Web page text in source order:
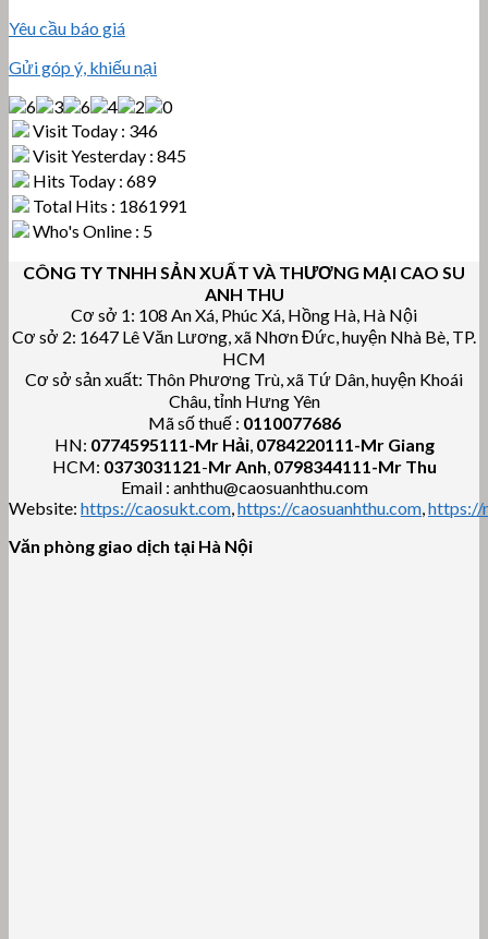
Yêu cầu báo giá
Gửi góp ý, khiếu nại
Visit Today : 346
Visit Yesterday : 845
Hits Today : 689
Total Hits : 1861991
Who's Online : 5
CÔNG TY TNHH SẢN XUẤT VÀ THƯƠNG MẠI CAO SU
ANH THU
Cơ sở 1: 108 An Xá, Phúc Xá, Hồng Hà, Hà Nội
Cơ sở 2: 1647 Lê Văn Lương, xã Nhơn Đức, huyện Nhà Bè, TP.
HCM
Cơ sở sản xuất: Thôn Phương Trù, xã Tứ Dân, huyện Khoái
Châu, tỉnh Hưng Yên
Mã số thuế : 0110077686
HN: 0774595111 -Mr Hải, 0784220111-Mr Giang
HCM: 0373031121 -Mr Anh 0798344111-Mr Thu
Email : anhthu@caosuanhthu.com
Website: https://caosukt.com https://caosuanhthu.com https://
Văn phòng giao dịch tại Hà Nội